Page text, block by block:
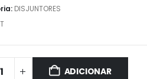
DISJUNTORES
ADICIONAR